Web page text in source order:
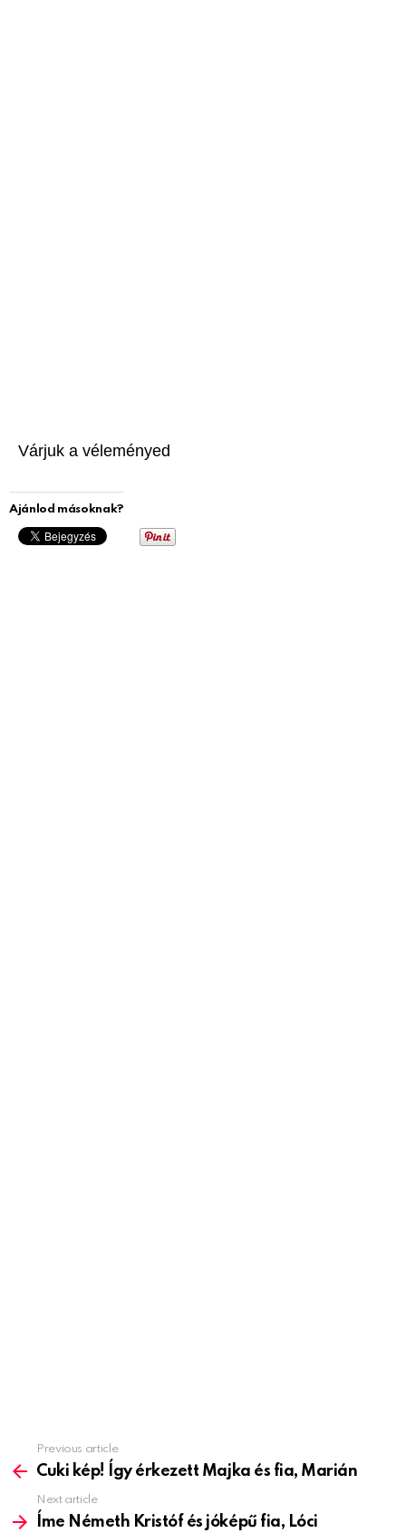
Várjuk a véleményed
Ajánlod másoknak?
more
Previous article
Cuki kép! Így érkezett Majka és fia, Marián
Next article
Íme Németh Kristóf és jóképű fia, Lóci